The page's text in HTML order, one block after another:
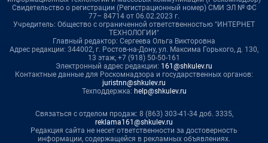
Свидетельство о регистрации (Регистрационный номер) СМИ ЭЛ № ФС
77– 84714 от 06.02.2023 г.
Учредитель: Общество с ограниченной ответственностью "ИНТЕРНЕТ
ТЕХНОЛОГИИ"
Главный редактор: Сергеева Ольга Викторовна
Адрес редакции: 344002, г. Ростов-на-Дону, ул. Максима Горького, д. 130,
13 этаж, +7 (918) 50-50-161
Электронный адрес редакции: 161@shkulev.ru
Контактные данные для Роскомнадзора и государственных органов:
juristnn@shkulev.ru
Техподдержка: help@shkulev.ru
Связаться с отделом продаж: 8 (863) 303-41-34 доб. 3335,
reklama161@shkulev.ru
Редакция сайта не несет ответственности за достоверность
информации, содержащейся в рекламных объявлениях.